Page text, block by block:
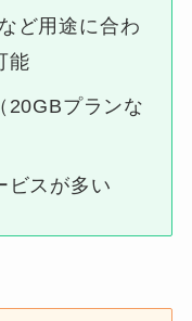
ど用途に合わ
能
20GBプランな
ビスが多い